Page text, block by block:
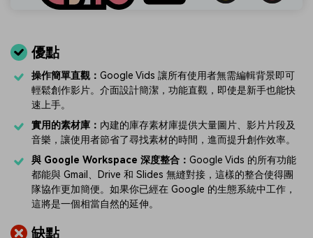
優點
操作簡單直觀： Google Vids 讓所有使用者無需編輯背景即可
輕鬆創作影片。介面設計簡潔，功能直觀，即使是新手也能快
速上手。
實用的素材庫： 內建的庫存素材庫提供大量圖片、影片片段及
音樂，讓使用者節省了尋找素材的時間，進而提升創作效率。
與 Google Workspace 深度整合： Google Vids 的所有功能
都能與 Gmail、Drive 和 Slides 無縫對接，這樣的整合使得團
隊協作更加簡便。如果你已經在 Google 的生態系統中工作，
這將是一個相當自然的延伸。
缺點